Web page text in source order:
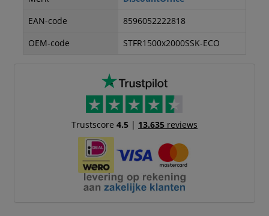
EAN-code
8596052222818
OEM-code
STFR1500x2000SSK-ECO
Trustscore 4.5| 13.635reviews